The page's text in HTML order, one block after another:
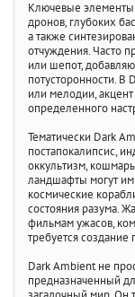
Ключевые элементы
дронов, глубоких
а также
отчуждения. Часто
или шепот,
потусторонности. В
или мелодии,
определенного
Тематически Dark
постапокалипсис,
оккультизм,
ландшафты могут
космические
состояния разума.
фильмам ужасов,
требуется
Dark Ambient не
предназначенный